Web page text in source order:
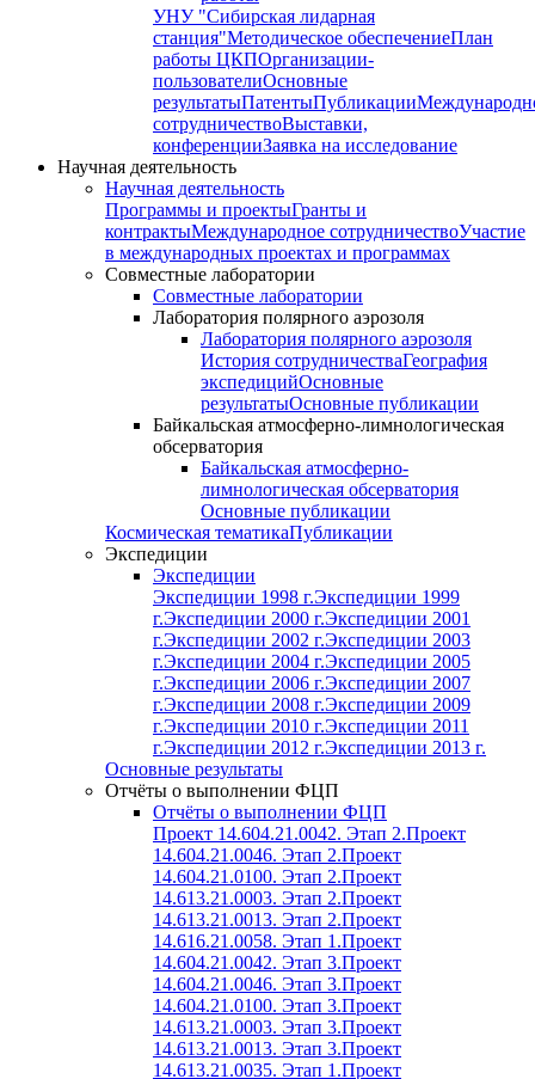
УНУ "Сибирская лидарная
станция"Методическое обеспечениеПлан
работы ЦКПОрганизации-
пользователиОсновные
результатыПатентыПубликации
сотрудничествоВыставки,
конференцииЗаявка на исследование
Научная деятельность
Научная деятельность
Программы и проектыГранты и
контрактыМеждународное сотрудничествоУчастие
в международных проектах и программах
Совместные лаборатории
Совместные лаборатории
Лаборатория полярного аэрозоля
Лаборатория полярного аэрозоля
История сотрудничестваГеография
экспедицийОсновные
результатыОсновные публикации
Байкальская атмосферно-лимнологическая
обсерватория
Байкальская атмосферно-
лимнологическая обсерватория
Основные публикации
Космическая тематикаПубликации
Экспедиции
Экспедиции
Экспедиции 1998 г.Экспедиции 1999
г.Экспедиции 2000 г.Экспедиции 2001
г.Экспедиции 2002 г.Экспедиции 2003
г.Экспедиции 2004 г.Экспедиции 2005
г.Экспедиции 2006 г.Экспедиции 2007
г.Экспедиции 2008 г.Экспедиции 2009
г.Экспедиции 2010 г.Экспедиции 2011
г.Экспедиции 2012 г.Экспедиции 2013 г.
Основные результаты
Отчёты о выполнении ФЦП
Отчёты о выполнении ФЦП
Проект 14.604.21.0042. Этап 2.Проект
14.604.21.0046. Этап 2.Проект
14.604.21.0100. Этап 2.Проект
14.613.21.0003. Этап 2.Проект
14.613.21.0013. Этап 2.Проект
14.616.21.0058. Этап 1.Проект
14.604.21.0042. Этап 3.Проект
14.604.21.0046. Этап 3.Проект
14.604.21.0100. Этап 3.Проект
14.613.21.0003. Этап 3.Проект
14.613.21.0013. Этап 3.Проект
14.613.21.0035. Этап 1.Проект